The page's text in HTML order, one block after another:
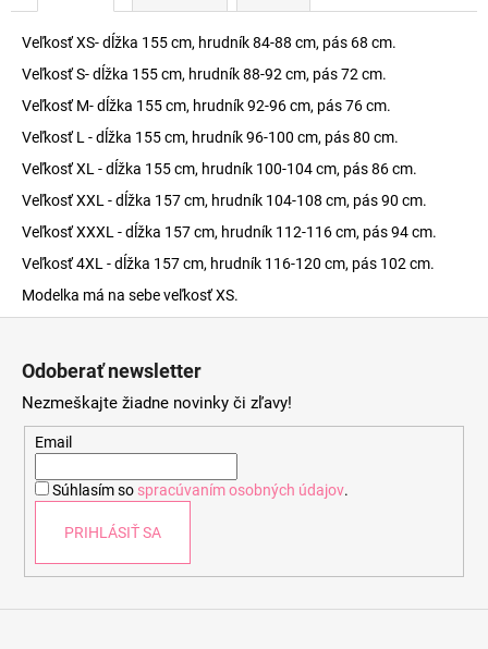
Veľkosť XS- dĺžka 155 cm, hrudník 84-88 cm, pás 68 cm.
Veľkosť S- dĺžka 155 cm, hrudník 88-92 cm, pás 72 cm.
Veľkosť M- dĺžka 155 cm, hrudník 92-96 cm, pás 76 cm.
Veľkosť L - dĺžka 155 cm, hrudník 96-100 cm, pás 80 cm.
Veľkosť XL - dĺžka 155 cm, hrudník 100-104 cm, pás 86 cm.
Veľkosť XXL - dĺžka 157 cm, hrudník 104-108 cm, pás 90 cm.
Veľkosť XXXL - dĺžka 157 cm, hrudník 112-116 cm, pás 94 cm.
Veľkosť 4XL - dĺžka 157 cm, hrudník 116-120 cm, pás 102 cm.
Modelka má na sebe veľkosť XS.
Odoberať newsletter
Nezmeškajte žiadne novinky či zľavy!
Email
Súhlasím so spracúvaním osobných údajov.
PRIHLÁSIŤ SA